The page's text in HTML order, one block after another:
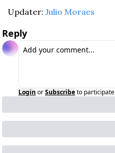
Updater: Julio Moraes
Reply
Login orSubscribeto participate